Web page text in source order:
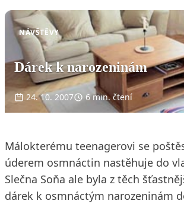
NÁVŠTĚVY
Dárek k narozeninám
24. 10. 2007 6 min. čtení
Málokterému teenagerovi se
úderem osmnáctin nastěhuje do
Slečna Soňa ale byla z těch
dárek k osmnáctým narozeninám